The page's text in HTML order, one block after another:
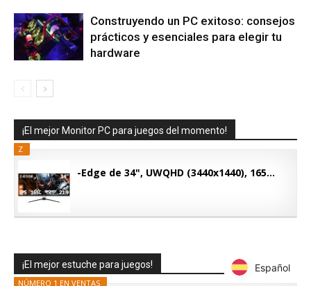
Construyendo un PC exitoso: consejos
prácticos y esenciales para elegir tu
hardware
¡El mejor Monitor PC para juegos del momento!
Z
-Edge de 34", UWQHD (3440x1440), 165...
¡El mejor estuche para juegos!
NÚMERO 1 EN VENTAS
Español
Español